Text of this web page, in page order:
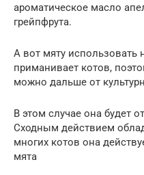
ароматическое масло
грейпфрута.
А вот мяту использовать
приманивает котов,
можно дальше от
В этом случае она будет
Сходным действием
многих котов она
мята